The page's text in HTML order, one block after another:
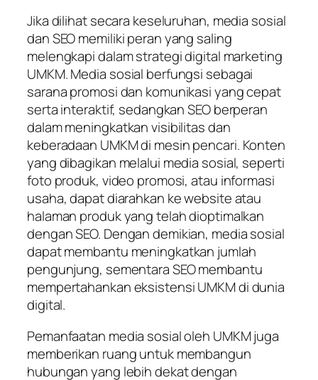
Jika dilihat secara keseluruhan, media sosial
dan SEO memiliki peran yang saling
melengkapi dalam strategi digital marketing
UMKM. Media sosial berfungsi sebagai
sarana promosi dan komunikasi yang cepat
serta interaktif, sedangkan SEO berperan
dalam meningkatkan visibilitas dan
keberadaan UMKM di mesin pencari. Konten
yang dibagikan melalui media sosial, seperti
foto produk, video promosi, atau informasi
usaha, dapat diarahkan ke website atau
halaman produk yang telah dioptimalkan
dengan SEO. Dengan demikian, media sosial
dapat membantu meningkatkan jumlah
pengunjung, sementara SEO membantu
mempertahankan eksistensi UMKM di dunia
digital.
Pemanfaatan media sosial oleh UMKM juga
memberikan ruang untuk membangun
hubungan yang lebih dekat dengan